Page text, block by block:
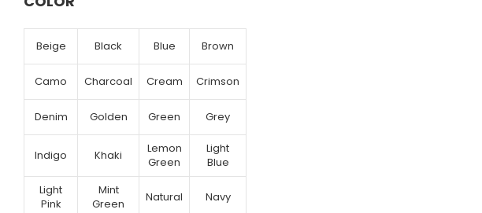
Beige Black Blue Brown
Camo Charcoal Cream Crimson
Denim Golden Green Grey
Indigo Khaki
Lemon
Green
Light
Blue
Light
Pink
Mint
Green
Natural Navy